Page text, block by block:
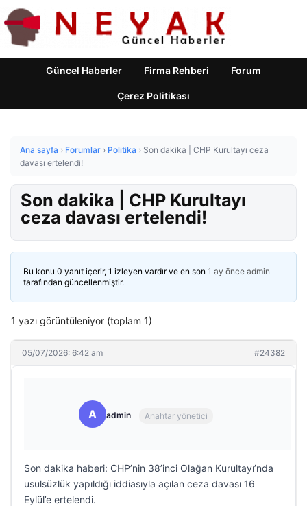
Güncel Haberler Firma Rehberi Forum
Çerez Politikası
Ana sayfa › Forumlar › Politika › Son dakika | CHP Kurultayı ceza
davası ertelendi!
Son dakika | CHP Kurultayı
ceza davası ertelendi!
Bu konu 0 yanıt içerir, 1 izleyen vardır ve en son 1 ay önce admin
tarafından güncellenmiştir.
1 yazı görüntüleniyor (toplam 1)
05/07/2026: 6:42 am #24382
A admin Anahtar yönetici
Son dakika haberi: CHP’nin 38’inci Olağan Kurultayı’nda
usulsüzlük yapıldığı iddiasıyla açılan ceza davası 16
Eylül’e ertelendi.